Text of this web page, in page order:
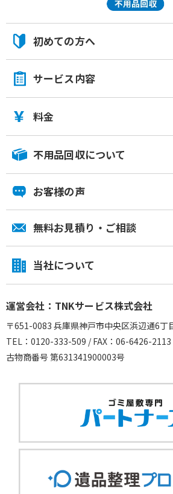
初めての方へ
サービス内容
料金
不用品回収について
お客様の声
無料お見積り・ご相談
当社について
運営会社：TNKサービス株式会社
〒651-0083 兵庫県神戸市中央区浜辺通6丁
TEL：0120-333-509 / FAX：06-6426-2113
古物商番号 第631341900003号